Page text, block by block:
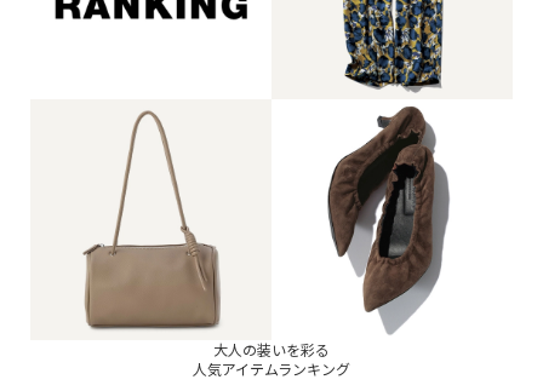
大人の装いを彩る
人気アイテムランキング